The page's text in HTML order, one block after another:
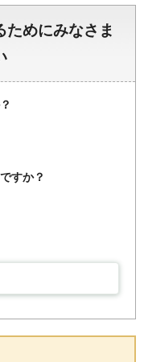
ためにみなさま
すか？